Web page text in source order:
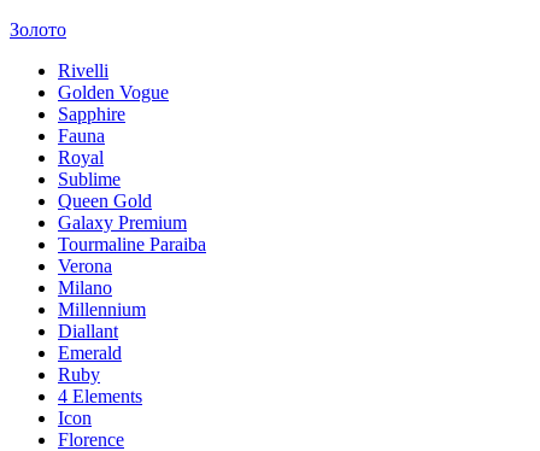
Золото
Rivelli
Golden Vogue
Sapphire
Fauna
Royal
Sublime
Queen Gold
Galaxy Premium
Tourmaline Paraiba
Verona
Milano
Millennium
Diallant
Emerald
Ruby
4 Elements
Icon
Florence